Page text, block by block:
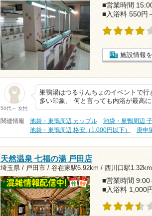
■営業時間
■入浴料 550円
施設情報
50代～ 女性
巣鴨湯はつるりんちょのイベントで
多い印象。 何と言っても内浴が最高
関連情報 池袋・巣鴨周辺 カップル 池袋・巣鴨周辺
池袋・巣鴨周辺 格安（1,000円以下）
庚申
天然温泉 七福の湯 戸田店
埼玉県 / 戸田市 / 谷在家駅6.92km / 西川口駅1.32km
■営業時間 9:00
■入浴料 1,000